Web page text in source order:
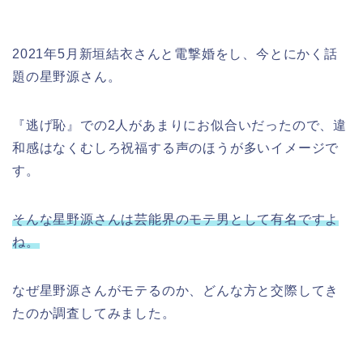
2021年5月新垣結衣さんと電撃婚をし、今とにかく話
題の星野源さん。
『逃げ恥』での2人があまりにお似合いだったので、違
和感はなくむしろ祝福する声のほうが多いイメージで
す。
そんな星野源さんは芸能界のモテ男として有名ですよ
ね。
なぜ星野源さんがモテるのか、どんな方と交際してき
たのか調査してみました。